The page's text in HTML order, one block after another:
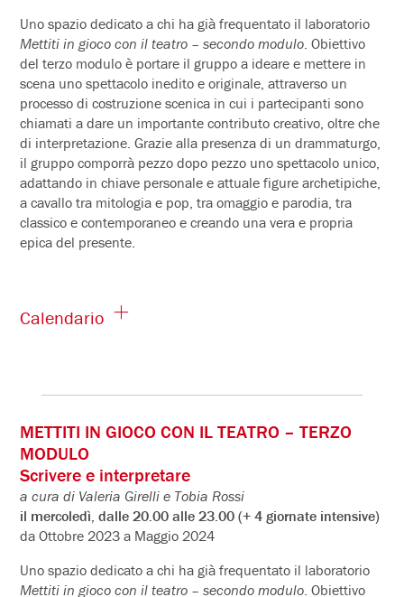
Uno spazio dedicato a chi ha già frequentato il laboratorio
Mettiti in gioco con il teatro – secondo modulo. Obiettivo
del terzo modulo è portare il gruppo a ideare e mettere in
scena uno spettacolo inedito e originale, attraverso un
processo di costruzione scenica in cui i partecipanti sono
chiamati a dare un importante contributo creativo, oltre che
di interpretazione. Grazie alla presenza di un drammaturgo,
il gruppo comporrà pezzo dopo pezzo uno spettacolo unico,
adattando in chiave personale e attuale figure archetipiche,
a cavallo tra mitologia e pop, tra omaggio e parodia, tra
classico e contemporaneo e creando una vera e propria
epica del presente.
Calendario
METTITI IN GIOCO CON IL TEATRO – TERZO
MODULO
Scrivere e interpretare
a cura di Valeria Girellie Tobia Rossi
il mercoledì, dalle 20.00 alle 23.00 (+ 4 giornate intensive)
da Ottobre 2023 a Maggio 2024
Uno spazio dedicato a chi ha già frequentato il laboratorio
Mettiti in gioco con il teatro – secondo modulo . Obiettivo